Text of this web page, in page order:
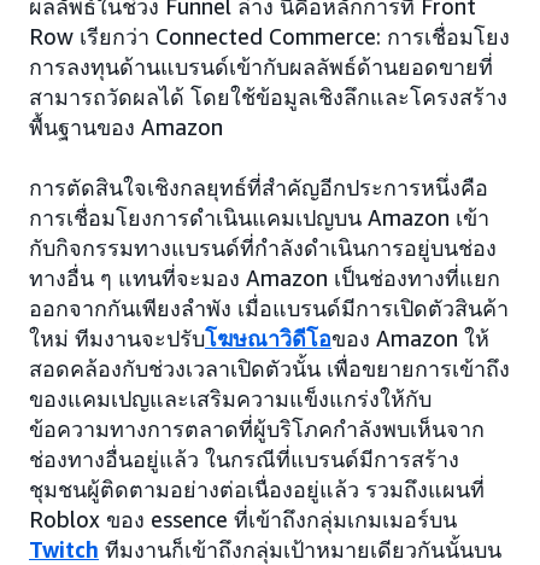
ผลลัพธ์ในช่วง Funnel ล่าง นี่คือหลักการที่ Front
Row เรียกว่า Connected Commerce: การเชื่อมโยง
การลงทุนด้านแบรนด์เข้ากับผลลัพธ์ด้านยอดขายที่
สามารถวัดผลได้ โดยใช้ข้อมูลเชิงลึกและโครงสร้าง
พื้นฐานของ Amazon
การตัดสินใจเชิงกลยุทธ์ที่สำคัญอีกประการหนึ่งคือ
การเชื่อมโยงการดำเนินแคมเปญบน Amazon เข้า
กับกิจกรรมทางแบรนด์ที่กำลังดำเนินการอยู่บนช่อง
ทางอื่น ๆ แทนที่จะมอง Amazon เป็นช่องทางที่แยก
ออกจากกันเพียงลำพัง เมื่อแบรนด์มีการเปิดตัวสินค้า
ใหม่ ทีมงานจะปรับโฆษณาวิดีโอของ Amazon ให้
สอดคล้องกับช่วงเวลาเปิดตัวนั้น เพื่อขยายการเข้าถึง
ของแคมเปญและเสริมความแข็งแกร่งให้กับ
ข้อความทางการตลาดที่ผู้บริโภคกำลังพบเห็นจาก
ช่องทางอื่นอยู่แล้ว ในกรณีที่แบรนด์มีการสร้าง
ชุมชนผู้ติดตามอย่างต่อเนื่องอยู่แล้ว รวมถึงแผนที่
Roblox ของ essence ที่เข้าถึงกลุ่มเกมเมอร์บน
Twitch ทีมงานก็เข้าถึงกลุ่มเป้าหมายเดียวกันนั้นบน